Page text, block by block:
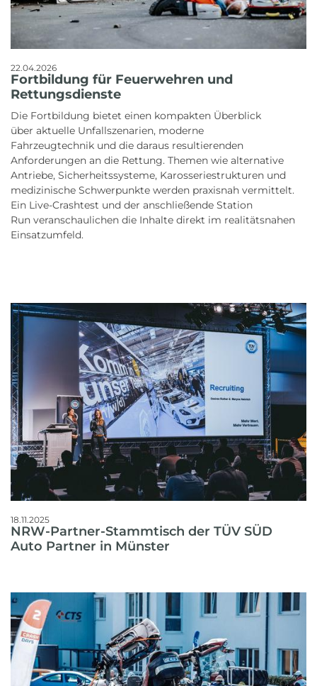
22.04.2026
Fortbildung für Feuerwehren und
Rettungsdienste
Die Fortbildung bietet einen kompakten Überblick
über aktuelle Unfallszenarien, moderne
Fahrzeugtechnik und die daraus resultierenden
Anforderungen an die Rettung. Themen wie alternative
Antriebe, Sicherheitssysteme, Karosseriestrukturen und
medizinische Schwerpunkte werden praxisnah vermittelt.
Ein Live-Crashtest und der anschließende Station
Run veranschaulichen die Inhalte direkt im realitätsnahen
Einsatzumfeld.
18.11.2025
NRW-Partner-Stammtisch der TÜV SÜD
Auto Partner in Münster